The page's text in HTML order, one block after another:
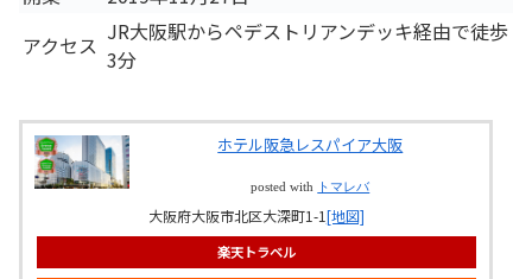
アクセス JR大阪駅からペデストリアンデッキ経由で徒歩
3分
ホテル阪急レスパイア大阪
posted with トマレバ
大阪府大阪市北区大深町1-1[地図]
楽天トラベル